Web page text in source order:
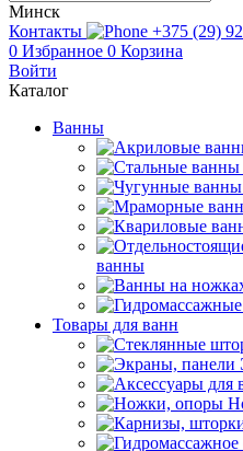
Минск
Контакты
+375 (29)
0 Избранное 0 Корзина
Войти
Каталог
Ванны
ванны
Товары для ванн